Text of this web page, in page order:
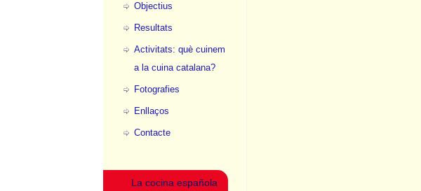
Objectius
Resultats
Activitats: què cuinem
a la cuina catalana?
Fotografies
Enllaços
Contacte
La cocina española